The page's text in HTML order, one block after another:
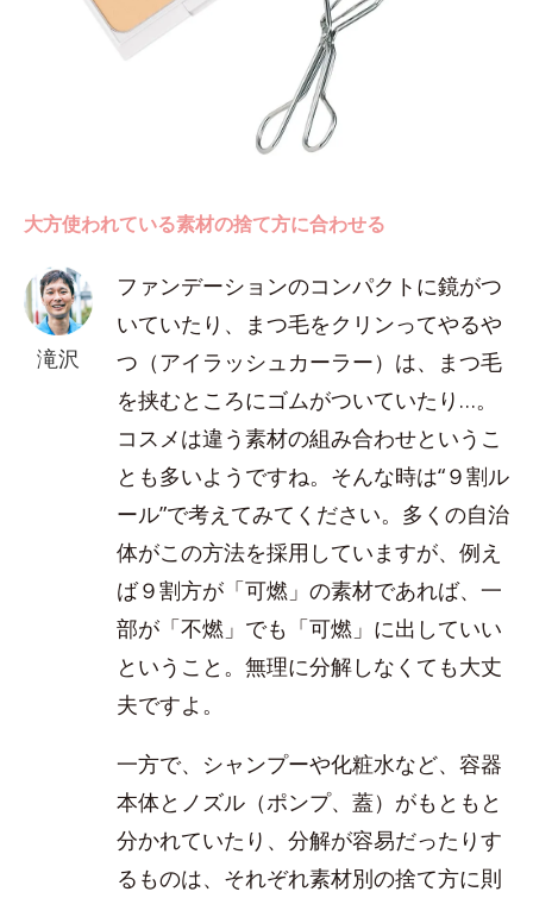
大方使われている素材の捨て方に合わせる
滝沢
ファンデーションのコンパクトに鏡がつ
いていたり、まつ毛をクリンってやるや
つ（アイラッシュカーラー）は、まつ毛
を挟むところにゴムがついていたり…。
コスメは違う素材の組み合わせというこ
とも多いようですね。そんな時は“９割ル
ール”で考えてみてください。多くの自治
体がこの方法を採用していますが、例え
ば９割方が「可燃」の素材であれば、一
部が「不燃」でも「可燃」に出していい
ということ。無理に分解しなくても大丈
夫ですよ。
一方で、シャンプーや化粧水など、容器
本体とノズル（ポンプ、蓋）がもともと
分かれていたり、分解が容易だったりす
るものは、それぞれ素材別の捨て方に則